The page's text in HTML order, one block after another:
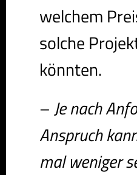
welchem
solche
könnten.
–Je nach
Anspruch
mal weniger